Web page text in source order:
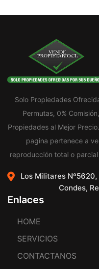
Solo Propiedades
Permutas, 0%
Propiedades al Mejor
pagina pertenece a
reproducción total o
Los Militares
Condes,
Enlaces
HOME
SERVICIOS
CONTACTANOS